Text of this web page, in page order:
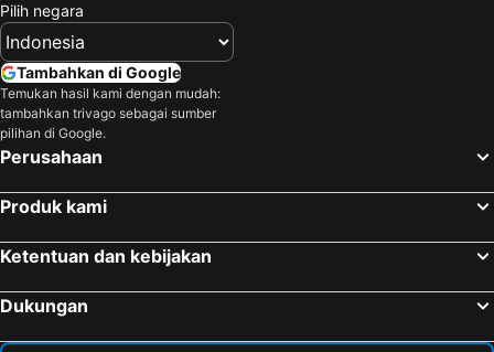
Pilih negara
Tambahkan di Google
Temukan hasil kami dengan mudah:
tambahkan trivago sebagai sumber
pilihan di Google.
Perusahaan
Produk kami
Ketentuan dan kebijakan
Dukungan